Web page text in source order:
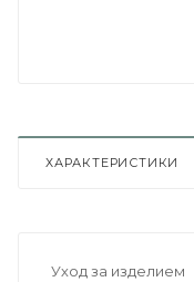
ХАРАКТЕРИСТИКИ
Уход за изделием